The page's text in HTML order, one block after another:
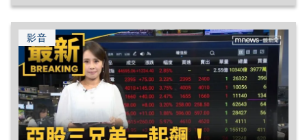
影音